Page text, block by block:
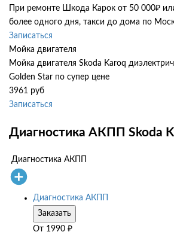
При ремонте Шкода Карок от 50 000₽
более одного дня, такси до дома по
Записаться
Мойка двигателя
Мойка двигателя Skoda Karoq
Golden Star по супер цене
3961 руб
Записаться
Диагностика АКПП Skoda
Диагностика АКПП
Диагностика АКПП
Заказать
От 1990 ₽